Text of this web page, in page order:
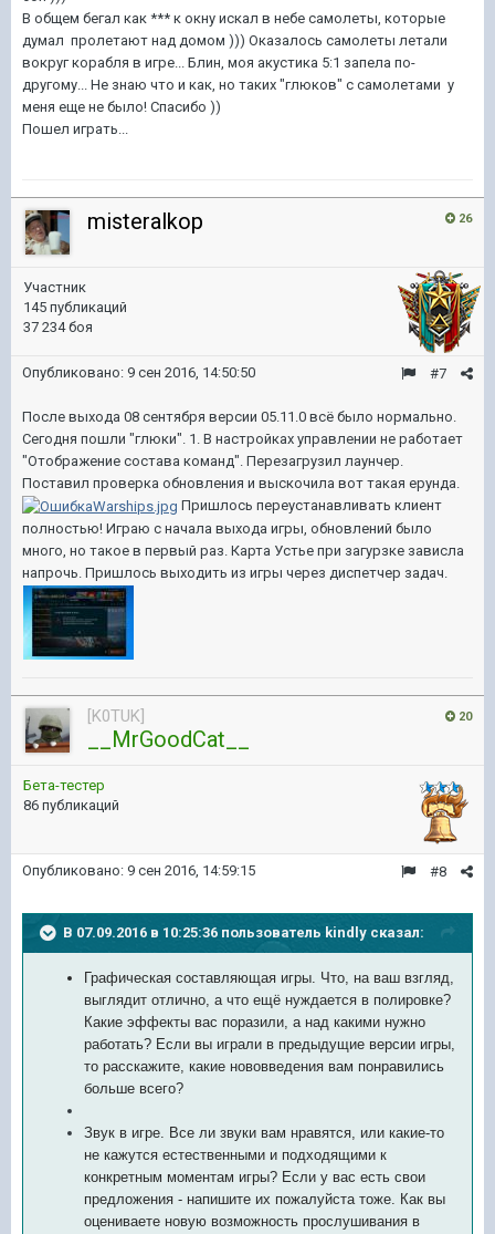
В общем бегал как *** к окну искал в небе самолеты, которые
думал пролетают над домом ))) Оказалось самолеты летали
вокруг корабля в игре... Блин, моя акустика 5:1 запела по-
другому... Не знаю что и как, но таких "глюков" с самолетами у
меня еще не было! Спасибо ))
Пошел играть...
26
misteralkop
Участник
145 публикаций
37 234 боя
#7
Опубликовано: 9 сен 2016, 14:50:50
После выхода 08 сентября версии 05.11.0 всё было нормально.
Сегодня пошли "глюки". 1. В настройках управлении не работает
"Отображение состава команд". Перезагрузил лаунчер.
Поставил проверка обновления и выскочила вот такая ерунда.
Пришлось переустанавливать клиент
полностью! Играю с начала выхода игры, обновлений было
много, но такое в первый раз. Карта Устье при загурзке зависла
напрочь. Пришлось выходить из игры через диспетчер задач.
20
[K0TUK]
__MrGoodCat__
Бета-тестер
86 публикаций
#8
Опубликовано: 9 сен 2016, 14:59:15
В 07.09.2016 в 10:25:36 пользователь kindly сказал:
Графическая составляющая игры. Что, на ваш взгляд,
выглядит отлично, а что ещё нуждается в полировке?
Какие эффекты вас поразили, а над какими нужно
работать? Если вы играли в предыдущие версии игры,
то расскажите, какие нововведения вам понравились
больше всего?
Звук в игре. Все ли звуки вам нравятся, или какие-то
не кажутся естественными и подходящими к
конкретным моментам игры? Если у вас есть свои
предложения - напишите их пожалуйста тоже. Как вы
оцениваете новую возможность прослушивания в